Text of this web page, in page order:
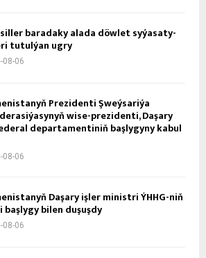
ba­ra­da­ky ala­da döw­let sy­ýa­sa­ty­
tu­tul­ýan ug­ry
08-06
Prezidenti Şweýsariýa
wise-prezidenti, Daşary
departamentiniň başlygyny kabul
08-06
Daşary işler ministri ÝHHG-niň
başlygy bilen duşuşdy
08-06